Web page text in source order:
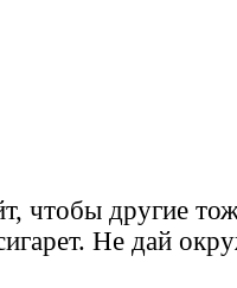
чтобы другие
Не дай